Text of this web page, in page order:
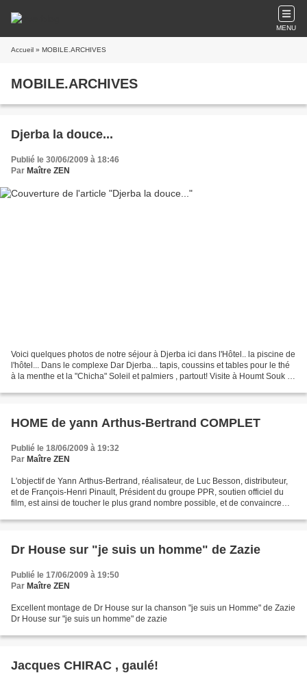
MENU
Accueil » MOBILE.ARCHIVES
MOBILE.ARCHIVES
Djerba la douce...
Publié le 30/06/2009 à 18:46
Par Maître ZEN
Voici quelques photos de notre séjour à Djerba ici dans l'Hôtel.. la piscine de
l'hôtel... Dans le complexe Dar Djerba... tapis, coussins et tables pour le thé
à la menthe et la "Chicha" Soleil et palmiers , partout! Visite à Houmt Souk la
HOME de yann Arthus-Bertrand COMPLET
Publié le 18/06/2009 à 19:32
Par Maître ZEN
L'objectif de Yann Arthus-Bertrand, réalisateur, de Luc Besson, distributeur,
et de François-Henri Pinault, Président du groupe PPR, soutien officiel du
film, est ainsi de toucher le plus grand nombre possible, et de convaincre
Dr House sur "je suis un homme" de Zazie
Publié le 17/06/2009 à 19:50
Par Maître ZEN
Excellent montage de Dr House sur la chanson "je suis un Homme" de Zazie
Dr House sur "je suis un homme" de zazie
Jacques CHIRAC , gaulé!